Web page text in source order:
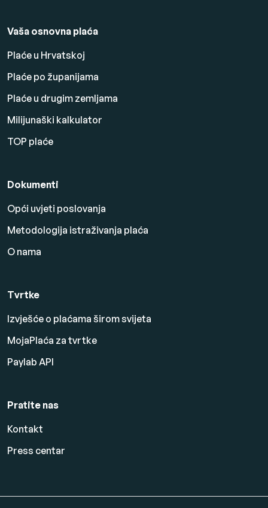
Vaša osnovna plaća
Plaće u Hrvatskoj
Plaće po županijama
Plaće u drugim zemljama
Milijunaški kalkulator
TOP plaće
Dokumenti
Opći uvjeti poslovanja
Metodologija istraživanja plaća
O nama
Tvrtke
Izvješće o plaćama širom svijeta
MojaPlaća za tvrtke
Paylab API
Pratite nas
Kontakt
Press centar